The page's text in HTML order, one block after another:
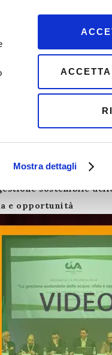
Mostra dettagli
sostenibile
e opportunità